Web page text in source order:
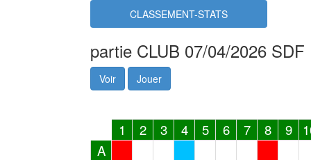
CLASSEMENT-STATS
partie CLUB 07/04/2026 SDF
Voir Jouer
1 2 3 4 5 6 7 8 9
A